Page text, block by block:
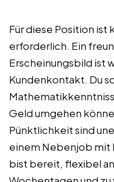
Für diese Position ist
erforderlich. Ein
Erscheinungsbild ist
Kundenkontakt. Du
Geld umgehen
Pünktlichkeit sind
einem Nebenjob mit
bist bereit, flexibel